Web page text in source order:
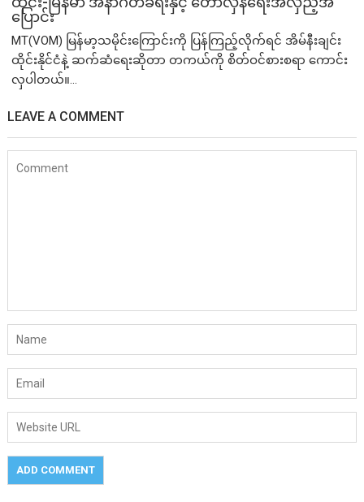
ပြောင်း
MT(VOM) ​မြန်မာ့သမိုင်းကြောင်းကို ပြန်ကြည့်လိုက်ရင် အိမ်နီးချင်း
ထိုင်းနိုင်ငံနဲ့ ဆက်ဆံရေးဆိုတာ တကယ်ကို စိတ်ဝင်စားစရာ ကောင်း
လှပါတယ်။...
LEAVE A COMMENT